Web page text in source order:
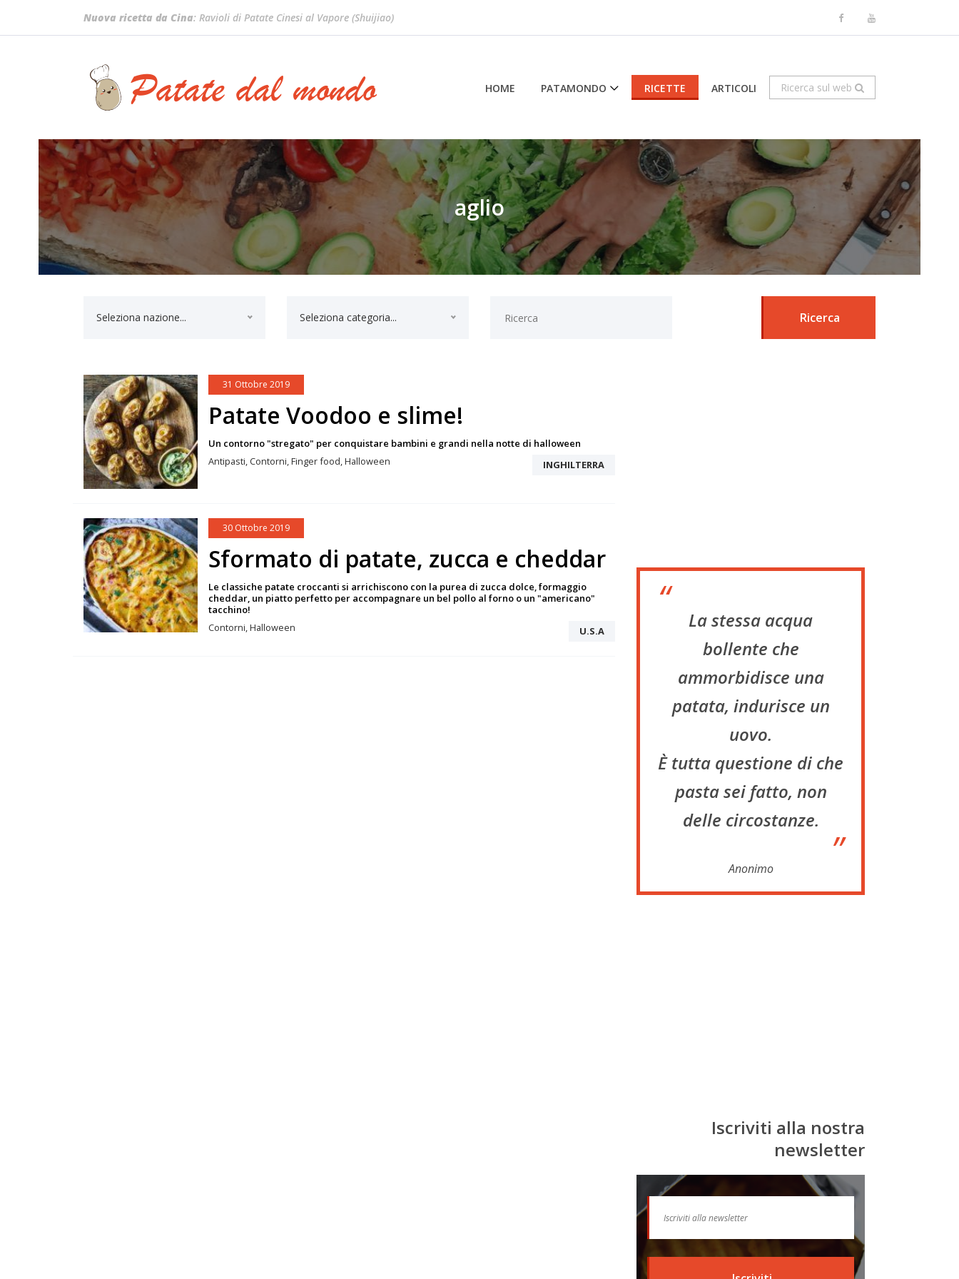
Nuova ricetta da Cina: Ravioli di Patate Cinesi al Vapore (Shuijiao)
HOME PATAMONDO RICETTE ARTICOLI Ricerca sul web
aglio
Seleziona nazione... Seleziona categoria... Ricerca
31 Ottobre 2019
Patate Voodoo e slime!
Un contorno "stregato" per conquistare bambini e grandi nella notte di halloween
Antipasti, Contorni, Finger food, Halloween
INGHILTERRA
30 Ottobre 2019
Sformato di patate, zucca e cheddar
Le classiche patate croccanti si arrichiscono con la purea di zucca dolce, formaggio
cheddar, un piatto perfetto per accompagnare un bel pollo al forno o un "americano"
tacchino!
Contorni, Halloween
U.S.A
“
La stessa acqua
bollente che
ammorbidisce una
patata, indurisce un
uovo.
È tutta questione di che
pasta sei fatto, non
delle circostanze.
”
Anonimo
Iscriviti alla nostra
newsletter